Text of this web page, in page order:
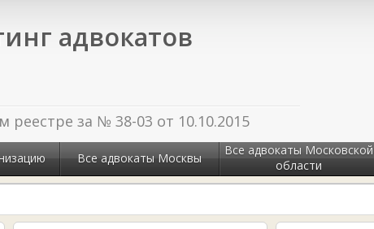
адвокатов
за № 38-03 от 10.10.2015
Все адвокаты Москвы
Все адвокаты Московской
области